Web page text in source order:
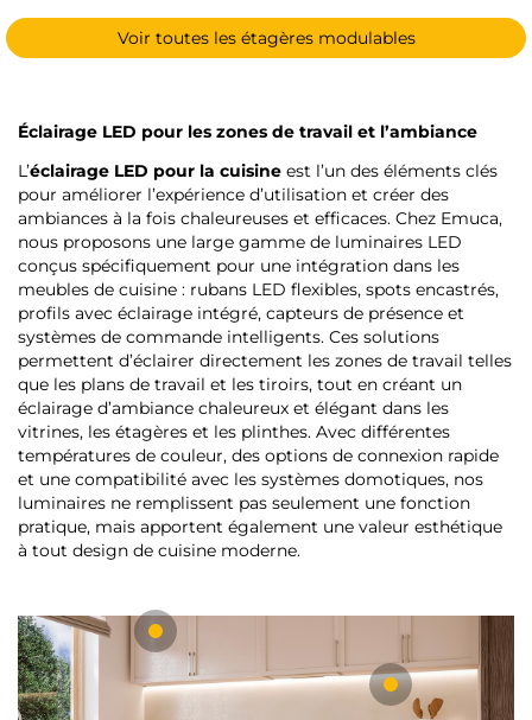
Voir toutes les étagères modulables
Éclairage LED pour les zones de travail et l’ambiance
L’éclairage LED pour la cuisine est l’un des éléments clés
pour améliorer l’expérience d’utilisation et créer des
ambiances à la fois chaleureuses et efficaces. Chez Emuca,
nous proposons une large gamme de luminaires LED
conçus spécifiquement pour une intégration dans les
meubles de cuisine : rubans LED flexibles, spots encastrés,
profils avec éclairage intégré, capteurs de présence et
systèmes de commande intelligents. Ces solutions
permettent d’éclairer directement les zones de travail telles
que les plans de travail et les tiroirs, tout en créant un
éclairage d’ambiance chaleureux et élégant dans les
vitrines, les étagères et les plinthes. Avec différentes
températures de couleur, des options de connexion rapide
et une compatibilité avec les systèmes domotiques, nos
luminaires ne remplissent pas seulement une fonction
pratique, mais apportent également une valeur esthétique
à tout design de cuisine moderne.